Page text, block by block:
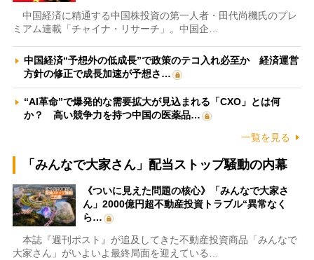
中国経済に精通する中国株投資の第一人者・田代尚機氏のプレ
ミアム連載「チャイナ・リサーチ」。中国企…
中国経済“予想外の低成長”で政策のテコ入れ必至か 経済運営
方針の修正で成長加速が予想さ…
“AI革命”で爆発的な需要拡大が見込まれる「CXO」とは何
か？ 高い競争力を持つ中国の医薬品…
一覧を見る
「みんなで大家さん」配当ストップ騒動の内幕
《ついに見えた問題の核心》「みんなで大家さ
ん」2000億円超不動産投資トラブル“異常なく
ら…
本誌『週刊ポスト』が追及してきた不動産投資商品「みんなで
大家さん」がいよいよ最終局面を迎えている…